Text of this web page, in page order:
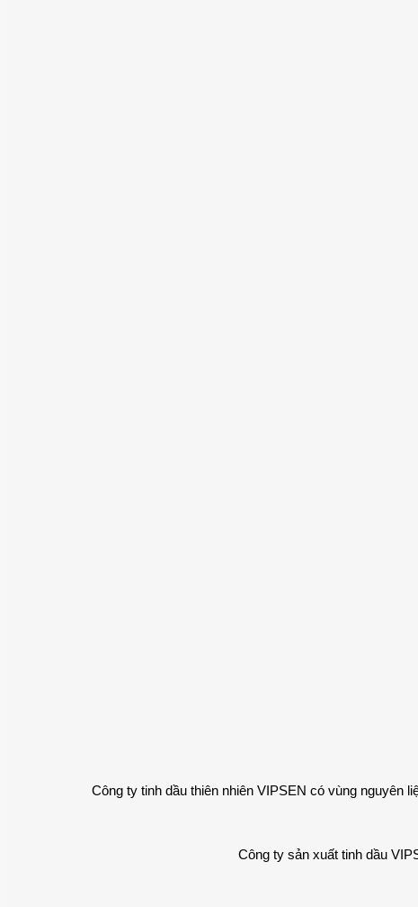
Công ty tinh dầu thiên nhiên VIPSEN có vùng nguyên
Công ty sản xuất tinh dầu